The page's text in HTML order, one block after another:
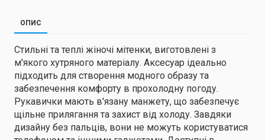
ОПИС
Стильні та теплі жіночі мітенки, виготовлені з
м'якого хутряного матеріалу. Аксесуар ідеально
підходить для створення модного образу та
забезпечення комфорту в прохолодну погоду.
Рукавички мають в'язану манжету, що забезпечує
щільне прилягання та захист від холоду. Завдяки
дизайну без пальців, вони не можуть користуватися